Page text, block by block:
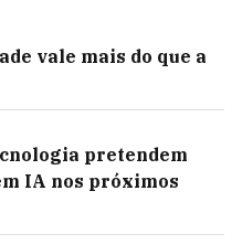
vale mais do que a
pretendem
IA nos próximos